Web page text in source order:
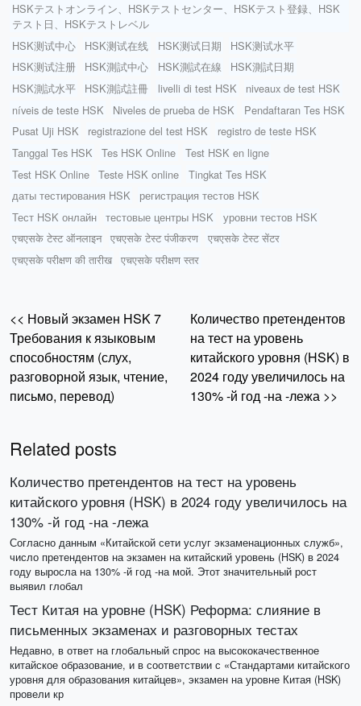
HSKテストオンライン、HSKテストセンター、HSKテスト登録、HSK
テスト日、HSKテストレベル
HSK测试中心
HSK测试在线 HSK测试日期
HSK测试水平
HSK测试注册
HSK測試中心 HSK測試在線
HSK測試日期
HSK測試水平
HSK測試註冊 livelli di test HSK
niveaux de test HSK
níveis de teste HSK
Niveles de prueba de HSK
Pendaftaran Tes HSK
Pusat Uji HSK
registrazione del test HSK
registro de teste HSK
Tanggal Tes HSK
Tes HSK Online
Test HSK en ligne
Test HSK Online
Teste HSK online
Tingkat Tes HSK
даты тестирования HSK
регистрация тестов HSK
Тест HSK онлайн
тестовые центры HSK
уровни тестов HSK
एचएसके टेस्ट ऑनलाइन
एचएसके टेस्ट पंजीकरण
एचएसके टेस्ट सेंटर
एचएसके परीक्षण की तारीख
एचएसके परीक्षण स्तर
<< Новый экзамен HSK 7
Требования к языковым
способностям (слух,
разговорной язык, чтение,
письмо, перевод)
Количество претендентов
на тест на уровень
китайского уровня (HSK) в
2024 году увеличилось на
130% -й год -на -лежа >>
Related posts
Количество претендентов на тест на уровень
китайского уровня (HSK) в 2024 году увеличилось на
130% -й год -на -лежа
Согласно данным «Китайской сети услуг экзаменационных служб»,
число претендентов на экзамен на китайский уровень (HSK) в 2024
году выросла на 130% -й год -на мой. Этот значительный рост
выявил глобал
Тест Китая на уровне (HSK) Реформа: слияние в
письменных экзаменах и разговорных тестах
Недавно, в ответ на глобальный спрос на высококачественное
китайское образование, и в соответствии с «Стандартами китайского
уровня для образования китайцев», экзамен на уровне Китая (HSK)
провели кр